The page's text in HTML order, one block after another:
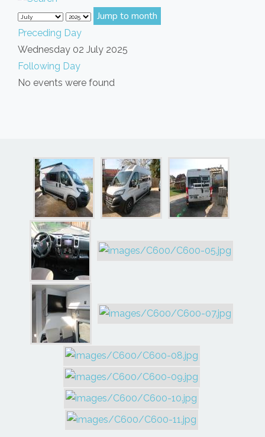
Jump to month
Preceding Day
Wednesday 02 July 2025
Following Day
No events were found